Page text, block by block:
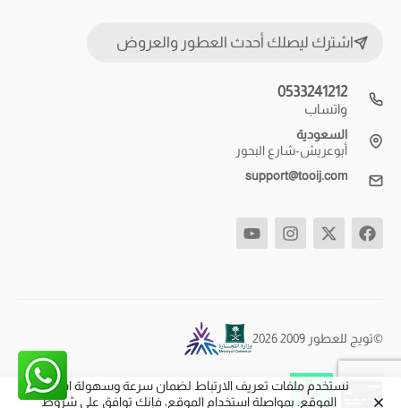
اشترك ليصلك أحدث العطور والعروض
0533241212
واتساب
السعودية
أبوعريش-شارع البحور
support@tooij.com
©تويج للعطور 2009 2026
نستخدم ملفات تعريف الارتباط لضمان سرعة وسهولة استخدام
الموقع. بمواصلة استخدام الموقع، فإنك توافق على شروط